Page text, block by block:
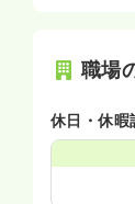
職場
休日・休暇